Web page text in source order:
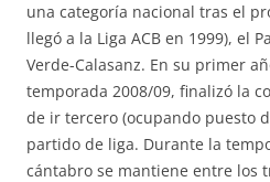
una categoría nacional tras el
llegó a la Liga ACB en 1999), el
Verde-Calasanz. En su primer
temporada 2008/09, finalizó la
de ir tercero (ocupando puesto
partido de liga. Durante la
cántabro se mantiene entre los